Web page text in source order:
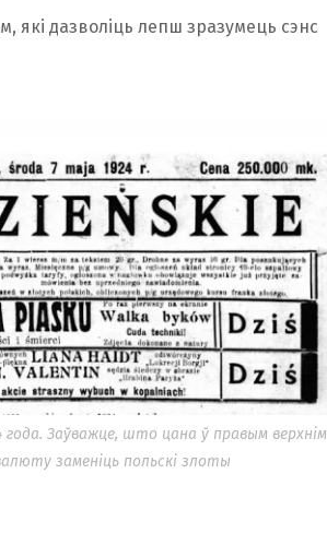
які дазволіць лепш зразумець сэнс
Заўважце, што цана ў правым верхнім
заменіць польскі злоты